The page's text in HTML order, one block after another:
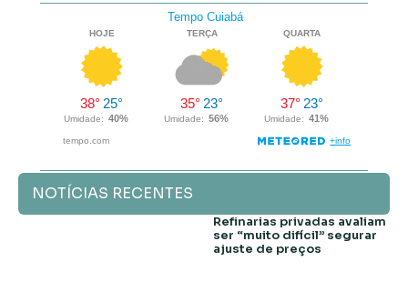
NOTÍCIAS RECENTES
Refinarias privadas avaliam
ser “muito difícil” segurar
ajuste de preços